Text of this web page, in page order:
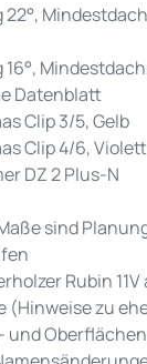
Datenblatt
Clip 3/5, Gelb
Clip 4/6, Violett
DZ 2 Plus-N
sind
Rubin 11V
(Hinweise zu
und